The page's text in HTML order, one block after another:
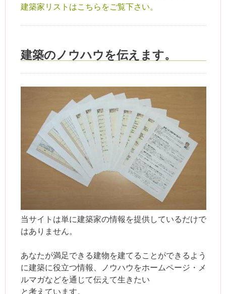
建築家リストはこちらをご覧下さい。
建築のノウハウを伝えます。
当サイトは単に建築家の情報を提供しているだけで
はありません。
あなたが満足できる建物を建てることができるよう
に建築に役立つ情報、ノウハウをホームページ・メ
ルマガなどを通じて伝えて生きたい
と考えています。